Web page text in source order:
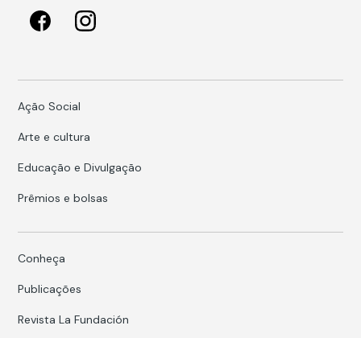
Ação Social
Arte e cultura
Educação e Divulgação
Prêmios e bolsas
Conheça
Publicações
Revista La Fundación